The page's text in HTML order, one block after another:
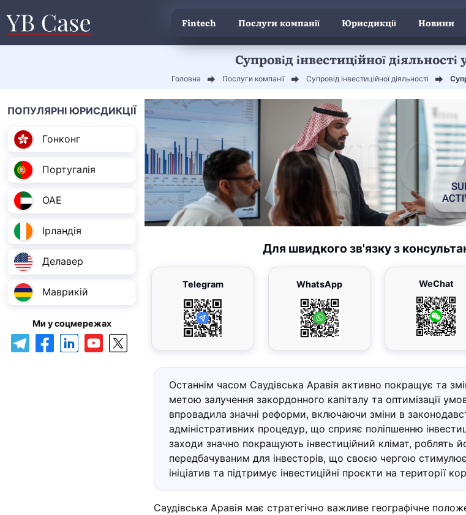
Fintech Послуги компанії Юрисдикції Новини
Супровід інвестиційної діяльності
Головна Послуги компанії Супровід інвестиційної діяльності
ПОПУЛЯРНІ ЮРИСДИКЦІЇ
Гонконг
Португалія
ОАЕ
Ірландія
Делавер
Маврикій
Ми у соцмережах
Для швидкого зв'язку з
Telegram WhatsApp WeChat
Останнім часом Саудівська Аравія активно покращує та
метою залучення закордонного капіталу та оптимізації
впровадила значні реформи, включаючи зміни в
адміністративних процедур, що сприяє поліпшенню
заходи значно покращують інвестиційний клімат, роблять
передбачуваним для інвесторів, що своєю чергою
ініціатив та підтримує інвестиційні проєкти на території
Саудівська Аравія має стратегічно важливе географічне